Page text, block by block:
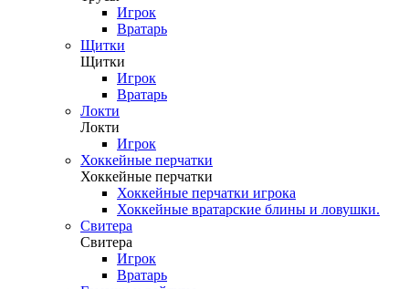
Игрок
Вратарь
Щитки
Щитки
Игрок
Вратарь
Локти
Локти
Игрок
Хоккейные перчатки
Хоккейные перчатки
Хоккейные перчатки игрока
Хоккейные вратарские блины и ловушки.
Свитера
Свитера
Игрок
Вратарь